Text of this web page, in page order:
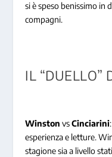
si è speso benissimo in
compagni.
IL “DUELLO”
Winston vsCinciarini
esperienza e letture.
stagione sia a livello